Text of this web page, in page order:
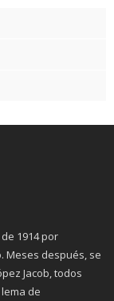
1914 por
Meses después, se
Jacob, todos
de